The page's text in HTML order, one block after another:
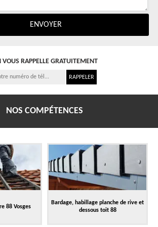
VOUS RAPPELLE GRATUITEMENT
NOS COMPÉTENCES
88 Vosges
Bardage, habillage planche de rive et
dessous toit 88